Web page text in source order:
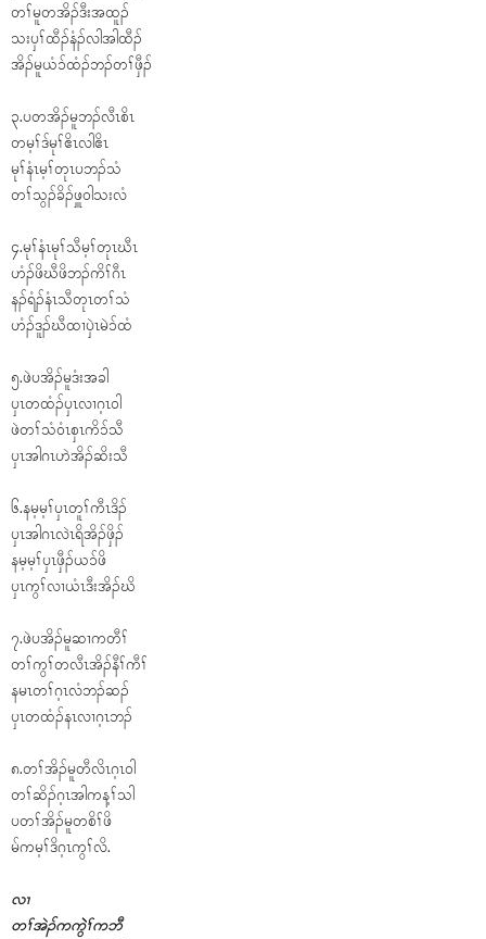
တၢ်မူတအိၣ်ဒီးအထူၣ်
သးၦၢ်ထီၣ်နံၣ်လါအါထီၣ်
အိၣ်မူယံ၁်ထံၣ်ဘၣ်တၢ်ဖှီၣ်
၃.ပတအိၣ်မူဘၣ်လီၤစိၤ
တမ့ၢ်ဒ်မုၢ်ဧိၤလါဧိၤ
မုၢ်နံၤမ့ၢ်တုၤပဘၣ်သံ
တၢ်သွၣ်ခိၣ်ဖှူဝါသးလံ
၄.မုၢ်နံၤမုၢ်သီမ့ၢ်တုၤဃီၤ
ဟံၣ်ဖိဃီဖိဘၣ်ကိၢ်ဂီၤ
နၣ်ရံၣ်နံၤသီတုၤတၢ်သံ
ဟံၣ်ဒူၣ်ဃီထၢၦဲၤမဲ၁်ထံ
၅.ဖဲပအိၣ်မူဒံးအခါ
ၦၤတထံၣ်ၦၤလၢဂ့ၤဝါ
ဖဲတၢ်သံဝံၤစှၤကိ၁်သီ
ၦၤအါဂၤဟဲအိၣ်ဆိးသီ
၆.နမ့မ့ၢ်ၦၤတူၢ်ကီၤဒိၣ်
ၦၤအါဂၤလဲၤရိအိၣ်ဖှိၣ်
နမ့မ့ၢ်ၦၤဖှီၣ်ယ၁်ဖိ
ၦၤကွၢ်လၢယံၤဒီးအိၣ်ဃိ
၇.ဖဲပအိၣ်မူဆၢကတီၢ်
တၢ်ကွၢ်တလီၤအိၣ်နီၢ်ကီၢ်
နမၤတၢ်ဂ့ၤလံဘၣ်ဆၣ်
ၦၤတထံၣ်နၤလၢဂ့ၤဘၣ်
၈.တၢ်အိၣ်မူတီလိၤဂ့ၤဝါ
တၢ်ဆိၣ်ဂ့ၤအါကန့ၢ်သါ
ပတၢ်အိၣ်မူတစိၢ်ဖိ
မ်ကမ့ၢ်ဒိဂ့ၤကွၢ်လိ.
လၢ
တၢ်အဲၣ်ကကွဲဲၢ်ကဘီ